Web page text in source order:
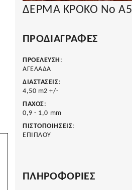
ΔΕΡΜΑ ΚΡΟΚΟ Νο Α5
ΠΡΟΔΙΑΓΡΑΦΈΣ
ΠΡΟΕΛΕΥΣΗ :
ΑΓΕΛΑΔΑ
ΔΙΑΣΤΑΣΕΙΣ:
4,50 m2 +/-
ΠΑΧΟΣ:
0,9 - 1,0 mm
ΠΙΣΤΟΠΟΙΗΣΕΙΣ:
ΕΠΙΠΛΟΥ
ΠΛΗΡΟΦΟΡΙΕΣ